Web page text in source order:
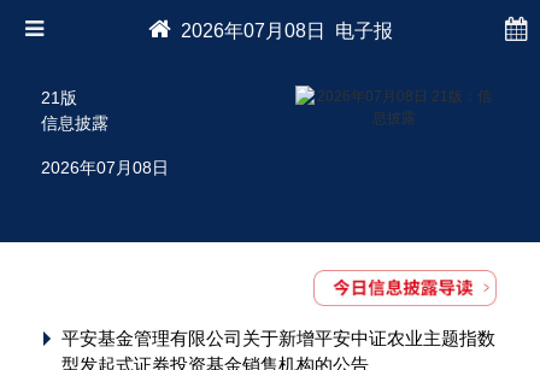
2026年07月08日 电子报
21版
信息披露
2026年07月08日
平安基金管理有限公司关于新增平安中证农业主题指数
型发起式证券投资基金销售机构的公告